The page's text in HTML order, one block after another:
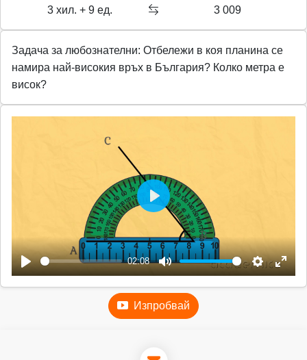
3 хил. + 9 ед.
3 009
Задача за любознателни: Отбележи в коя планина се
намира най-високия връх в България? Колко метра е
висок?
P
02:08
M
u
S
E
P
a
y
Изпробвай